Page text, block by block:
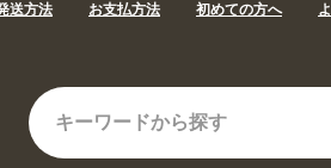
送方法 お支払方法 初めての方へ